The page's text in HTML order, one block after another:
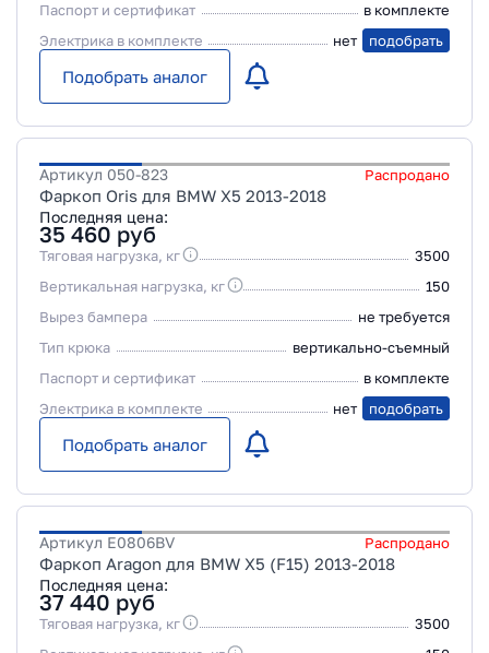
Паспорт и сертификат
в комплекте
Электрика в комплекте
нет подобрать
Подобрать аналог
Артикул 050-823 Распродано
Фаркоп Oris для BMW X5 2013-2018
Последняя цена:
35 460 руб
Тяговая нагрузка, кг
3500
Вертикальная нагрузка, кг
150
Вырез бампера
не требуется
Тип крюка
вертикально-съемный
Паспорт и сертификат
в комплекте
Электрика в комплекте
нет подобрать
Подобрать аналог
Артикул E0806BV Распродано
Фаркоп Aragon для BMW X5 (F15) 2013-2018
Последняя цена:
37 440 руб
Тяговая нагрузка, кг
3500